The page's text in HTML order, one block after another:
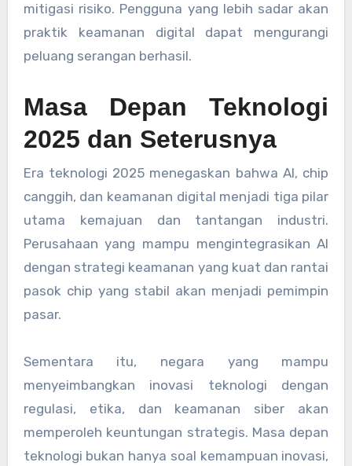
mitigasi risiko. Pengguna yang lebih sadar akan
praktik keamanan digital dapat mengurangi
peluang serangan berhasil.
Masa Depan Teknologi
2025 dan Seterusnya
Era teknologi 2025 menegaskan bahwa AI, chip
canggih, dan keamanan digital menjadi tiga pilar
utama kemajuan dan tantangan industri.
Perusahaan yang mampu mengintegrasikan AI
dengan strategi keamanan yang kuat dan rantai
pasok chip yang stabil akan menjadi pemimpin
pasar.
Sementara itu, negara yang mampu
menyeimbangkan inovasi teknologi dengan
regulasi, etika, dan keamanan siber akan
memperoleh keuntungan strategis. Masa depan
teknologi bukan hanya soal kemampuan inovasi,